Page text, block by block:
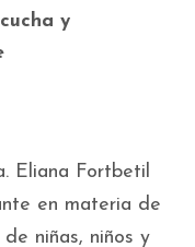
y
Eliana Fortbetil
en materia de
niñas, niños y